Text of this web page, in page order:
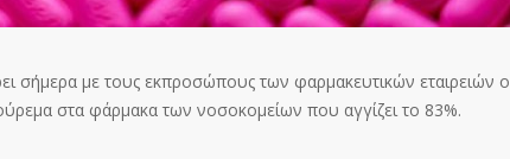
σήμερα με τους εκπροσώπους των φαρμακευτικών εταιρειών ο
στα φάρμακα των νοσοκομείων που αγγίζει το 83%.